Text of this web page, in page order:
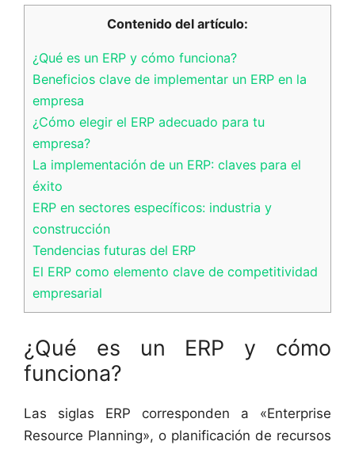
Contenido del artículo:
¿Qué es un ERP y cómo funciona?
Beneficios clave de implementar un ERP en la
empresa
¿Cómo elegir el ERP adecuado para tu
empresa?
La implementación de un ERP: claves para el
éxito
ERP en sectores específicos: industria y
construcción
Tendencias futuras del ERP
El ERP como elemento clave de competitividad
empresarial
¿Qué es un ERP y cómo
funciona?
Las siglas ERP corresponden a «Enterprise
Resource Planning», o planificación de recursos